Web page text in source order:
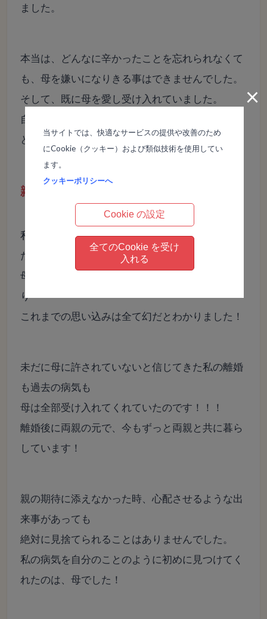
ました。
本当は、どんなに辛かったことを忘れられなくて
も、 母を嫌いになりきる事はできませんでした。
そして、 既に母を愛し受け入れていました。
自分にも母にも同じように受け入れる力があるこ
とを知りました。
親を愛していたし…愛されていた！！
私は、生まれた時から、母を常に心から愛してい
たのです。
母よりも母を愛し、愛することが出来る自分を知
り
これまでの思い込みは全て幻だとわかりました！
未だに母に許されていないと信じてきた私の離婚
も過去の病気も
母は全部受け入れてくれていたのです！！！
離婚後に両親の元で、今もずっと両親と共に暮ら
しています！
親の期待に添えなかった時、 心配させるような出
来事があっても
絶対に見捨てられることはありませんでした。
私の病気を自分のことのように初めに見つけてく
れたのは、母でした！
×
当サイトでは、快適なサービスの提供や改善のため
にCookie（クッキー）および類似技術を使用してい
ます。
クッキーポリシーへ
Cookie の設定
全てのCookie を受け
入れる